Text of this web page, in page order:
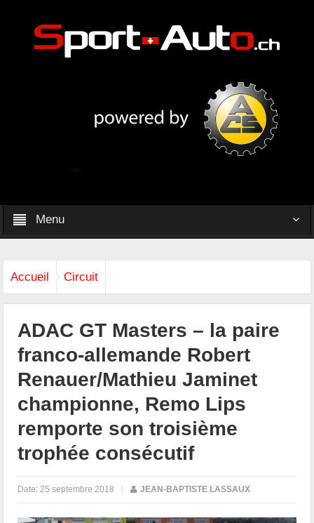
Menu
Accueil Circuit
ADAC GT Masters – la paire
franco-allemande Robert
Renauer/Mathieu Jaminet
championne, Remo Lips
remporte son troisième
trophée consécutif
Date: 25 septembre 2018 | JEAN-BAPTISTE LASSAUX